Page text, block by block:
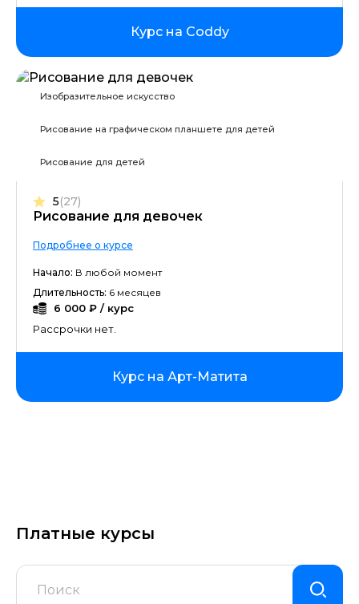
Курс на Coddy
Изобразительное искусство
Рисование на графическом планшете для детей
Рисование для детей
Рисование для девочек
5(27)
Подробнее о курсе
Начало: В любой момент
Длительность: 6 месяцев
6 000 ₽ / курс
Рассрочки нет.
Курс на Арт-Матита
Платные курсы